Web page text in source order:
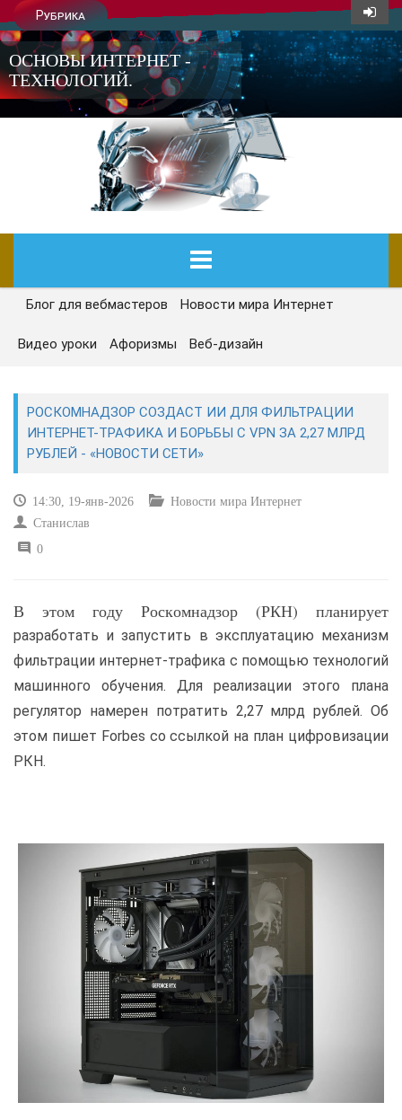
Рубрика
ОСНОВЫ ИНТЕРНЕТ -
ТЕХНОЛОГИЙ.
ГЛАВНАЯ
СЕГОДНЯ
САЙТОСТРОЕНИЕ
Блог для вебмастеров Новости мира Интернет
Видео уроки Афоризмы Веб-дизайн
РОСКОМНАДЗОР СОЗДАСТ ИИ ДЛЯ ФИЛЬТРАЦИИ
ИНТЕРНЕТ-ТРАФИКА И БОРЬБЫ С VPN ЗА 2,27 МЛРД
РУБЛЕЙ - «НОВОСТИ СЕТИ»
14:30, 19-янв-2026
Новости мира Интернет
Станислав
0
В этом году Роскомнадзор (РКН) планирует
разработать и запустить в эксплуатацию механизм
фильтрации интернет-трафика с помощью технологий
машинного обучения. Для реализации этого плана
регулятор намерен потратить 2,27 млрд рублей. Об
этом пишет Forbes со ссылкой на план цифровизации
РКН.